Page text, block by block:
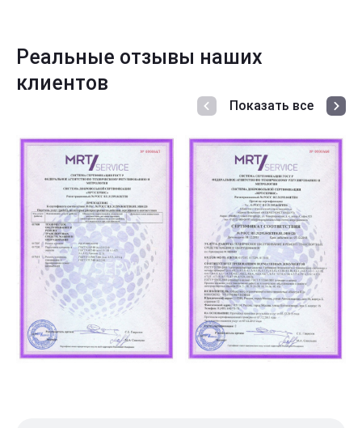
Реальные отзывы наших
клиентов
Показать все